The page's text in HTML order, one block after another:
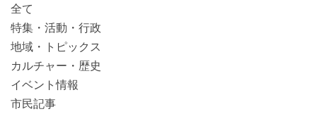
全て
特集・活動・行政
地域・トピックス
カルチャー・歴史
イベント情報
市民記事